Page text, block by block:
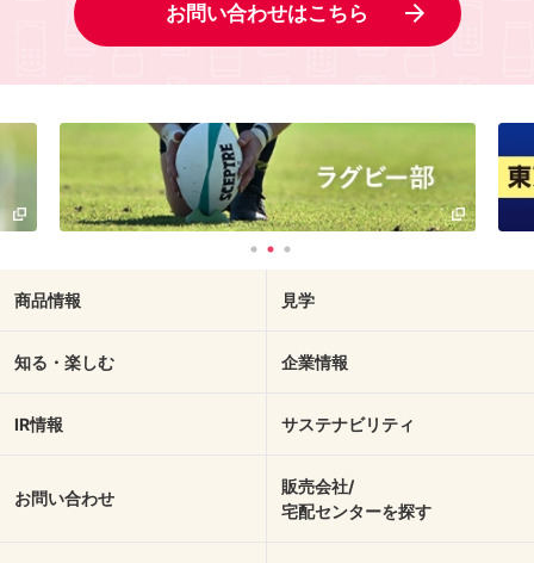
お問い合わせはこちら
商品情報 見学
知る・楽しむ 企業情報
IR情報 サステナビリティ
お問い合わせ
販売会社/
宅配センターを探す